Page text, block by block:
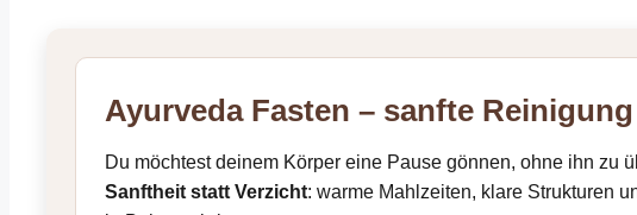
Ayurveda Fasten – sanfte
Du möchtest deinem Körper eine Pause gönnen, ohne ihn zu
Sanftheit statt Verzicht: warme Mahlzeiten, klare Strukturen